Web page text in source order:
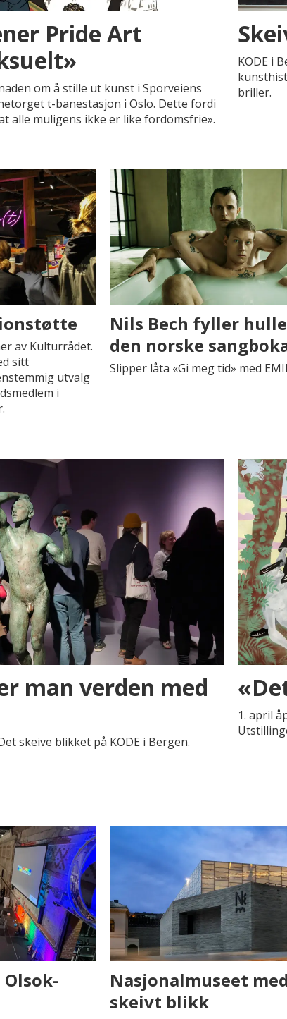
Pride Art
om å stille ut kunst i Sporveiens
t-banestasjon i Oslo. Dette fordi
alle muligens ikke er like fordomsfrie».
KODE i
briller.
av Kulturrådet.
sitt
utvalg
i
Nils Bech fyller
den norske
Slipper låta «Gi meg tid» med
man verden med
skeive blikket på KODE i Bergen.
1. april
Nasjonalmuseet
skeivt blikk